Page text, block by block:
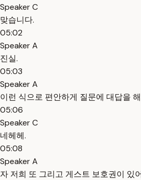
Speaker C
맞습니다.
05:02
Speaker A
진실.
05:03
Speaker A
이런 식으로 편안하게 질문에 대답을
05:06
Speaker C
네헤헤.
05:08
Speaker A
자 저희 또 그리고 게스트 보호권이 있